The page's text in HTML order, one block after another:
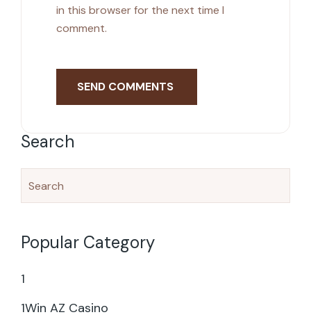
in this browser for the next time I
comment.
Search
Popular Category
1
1Win AZ Casino